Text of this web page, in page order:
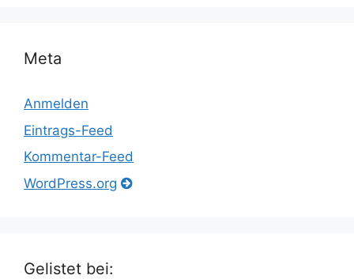
Meta
Anmelden
Eintrags-Feed
Kommentar-Feed
WordPress.org
Gelistet bei: